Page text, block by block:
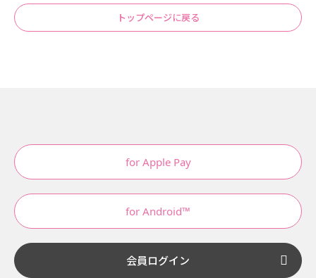
トップページに戻る
for Apple Pay
for Android™
会員ログイン